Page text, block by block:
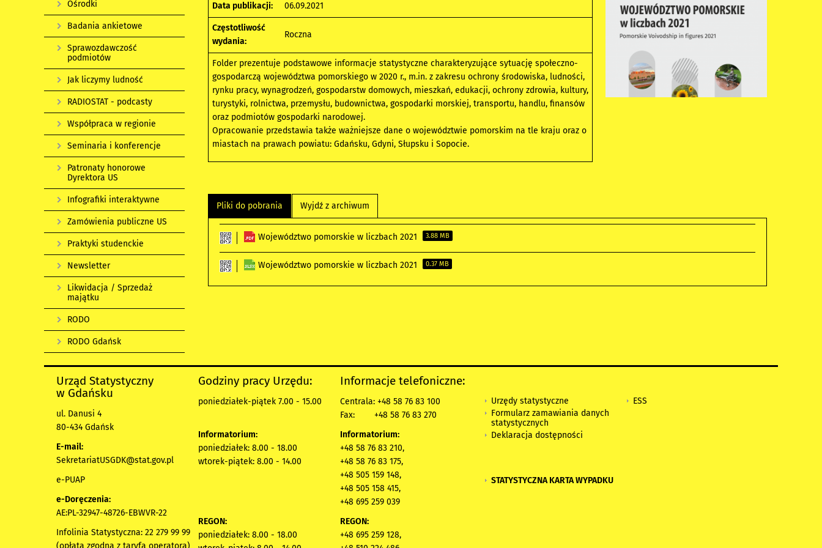
Data publikacji: 06.09.2021
Częstotliwość
wydania:
Roczna
Folder prezentuje podstawowe informacje statystyczne charakteryzujące sytuację społeczno-
gospodarczą województwa pomorskiego w 2020 r., m.in. z zakresu ochrony środowiska, ludności,
rynku pracy, wynagrodzeń, gospodarstw domowych, mieszkań, edukacji, ochrony zdrowia, kultury,
turystyki, rolnictwa, przemysłu, budownictwa, gospodarki morskiej, transportu, handlu, finansów
oraz podmiotów gospodarki narodowej.
Opracowanie przedstawia także ważniejsze dane o województwie pomorskim na tle kraju oraz o
miastach na prawach powiatu: Gdańsku, Gdyni, Słupsku i Sopocie.
Pliki do pobrania Wyjdź z archiwum
Województwo pomorskie w liczbach 2021 3.88 MB
Województwo pomorskie w liczbach 2021 0.37 MB
Ośrodki
Badania ankietowe
Sprawozdawczość
podmiotów
Jak liczymy ludność
RADIOSTAT - podcasty
Współpraca w regionie
Seminaria i konferencje
Patronaty honorowe
Dyrektora US
Infografiki interaktywne
Zamówienia publiczne US
Praktyki studenckie
Newsletter
Likwidacja / Sprzedaż
majątku
RODO
RODO Gdańsk
Urząd Statystyczny
w Gdańsku
ul. Danusi 4
80-434 Gdańsk
E-mail:
SekretariatUSGDK@stat.gov.pl
e-PUAP
e-Doręczenia:
AE:PL-32947-48726-EBWVR-22
Infolinia Statystyczna: 22 279 99 99
(opłata zgodna z taryfą operatora)
Godziny pracy Urzędu:
poniedziałek-piątek 7.00 - 15.00
Informatorium:
poniedziałek: 8.00 - 18.00
wtorek-piątek: 8.00 - 14.00
REGON:
poniedziałek: 8.00 - 18.00
Informacje telefoniczne:
Centrala: +48 58 76 83 100
Fax:
+48 58 76 83 270
Informatorium:
+48 58 76 83 210,
+48 58 76 83 175,
+48 505 159 148,
+48 505 158 415,
+48 695 259 039
REGON:
+48 695 259 128,
Urzędy statystyczne
Formularz zamawiania danych
statystycznych
Deklaracja dostępności
STATYSTYCZNA KARTA WYPADKU
ESS